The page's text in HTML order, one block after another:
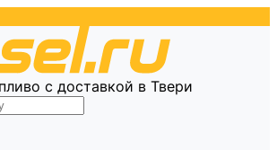
с доставкой в Твери